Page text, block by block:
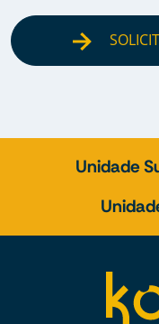
Unidade